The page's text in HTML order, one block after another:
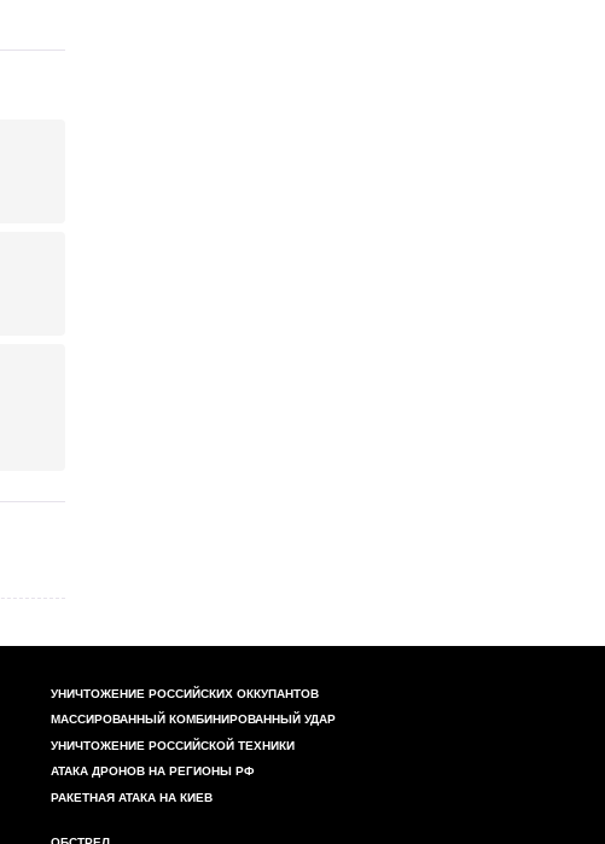
УНИЧТОЖЕНИЕ РОССИЙСКИХ ОККУПАНТОВ
МАССИРОВАННЫЙ КОМБИНИРОВАННЫЙ УДАР
УНИЧТОЖЕНИЕ РОССИЙСКОЙ ТЕХНИКИ
АТАКА ДРОНОВ НА РЕГИОНЫ РФ
РАКЕТНАЯ АТАКА НА КИЕВ